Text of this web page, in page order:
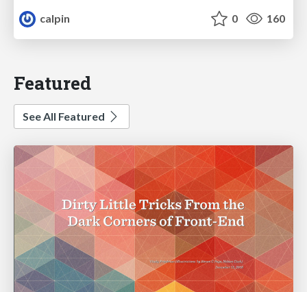
calpin
0 160
Featured
See All Featured